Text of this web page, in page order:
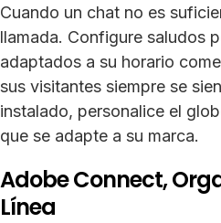
Cuando un chat no es
llamada. Configure saludos
adaptados a su horario
sus visitantes siempre se
instalado, personalice el
que se adapte a su marca.
Adobe Connect,
Línea